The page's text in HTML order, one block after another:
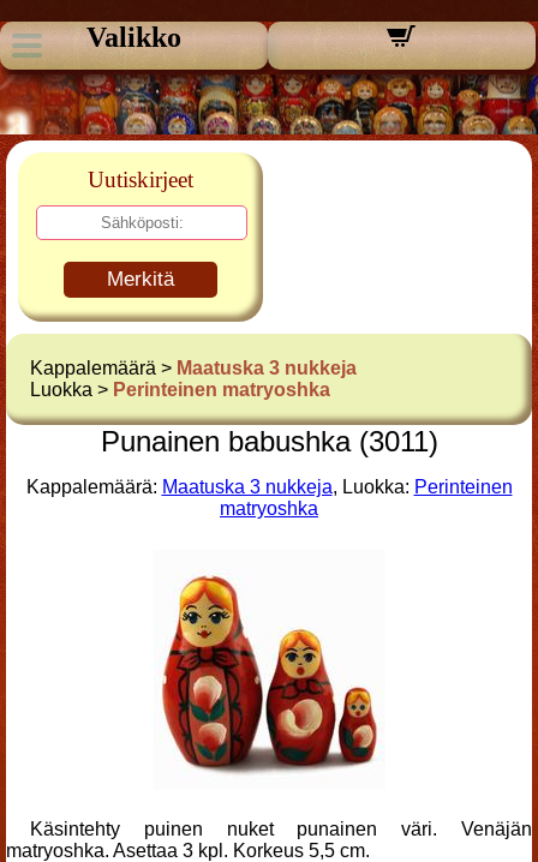
Valikko
Uutiskirjeet
Merkitä
Kappalemäärä > Maatuska 3 nukkeja
Luokka > Perinteinen matryoshka
Punainen babushka (3011)
Kappalemäärä: Maatuska 3 nukkeja, Luokka: Perinteinen
matryoshka
Käsintehty puinen nuket punainen väri. Venäjän
matryoshka. Asettaa 3 kpl. Korkeus 5,5 cm.